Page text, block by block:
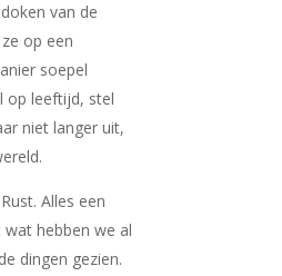
van de
op een
soepel
op leeftijd, stel
niet langer uit,
Alles een
hebben we al
dingen gezien.